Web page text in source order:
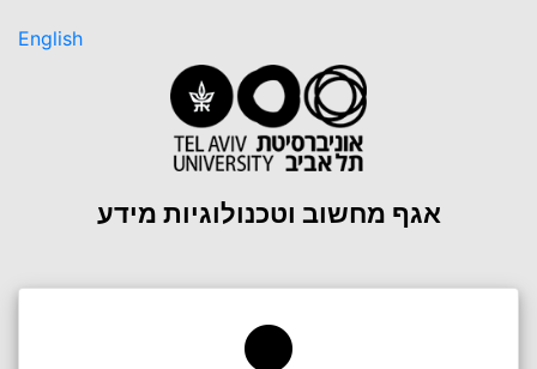
English
אגף מחשוב וטכנולוגיות מידע